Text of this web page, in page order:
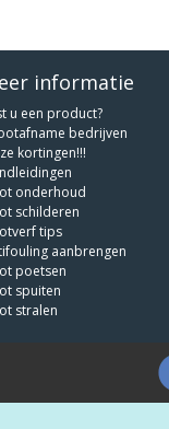
informatie
u een product?
bedrijven
kortingen!!!
onderhoud
schilderen
tips
aanbrengen
poetsen
spuiten
stralen